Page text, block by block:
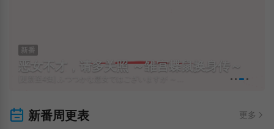
新番
恶女不才，请多关照 ～雏宫蝶鼠换身传～
新番周更表 更多